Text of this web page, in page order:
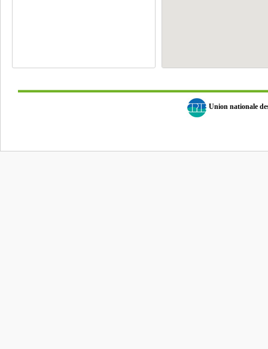
Union nationale